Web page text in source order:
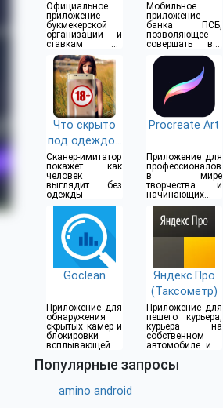
Официальное
приложение
букмекерской
организации и
ставкам на
спорт
Мобильное
приложение
банка ПСБ,
позволяющее
совершать все
операции прямо
из дома
Что скрыто
под одеждой
(18+)
Сканер-имитатор
покажет как
человек
выглядит без
одежды
Procreate Art
Приложение для
профессионалов
в мире
творчества и
начинающих
художников
Goclean
Приложение для
обнаружения
скрытых камер и
блокировки
всплывающей
Яндекс.Про
(Таксометр)
Приложение для
пешего курьера,
курьера на
собственном
автомобиле или
Популярные запросы
amino android